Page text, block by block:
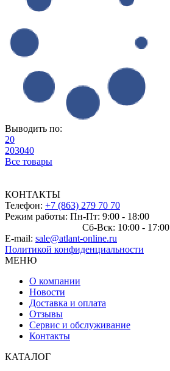
Выводить по:
20
203040
Все товары
КОНТАКТЫ
Телефон: +7 (863) 279 70 70
Режим работы: Пн-Пт: 9:00 - 18:00
Сб-Вск: 10:00 - 17:00
E-mail: sale@atlant-online.ru
Политикой конфиденциальности
МЕНЮ
О компании
Новости
Доставка и оплата
Отзывы
Сервис и обслуживание
Контакты
КАТАЛОГ